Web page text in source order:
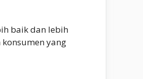
baik dan lebih
yang